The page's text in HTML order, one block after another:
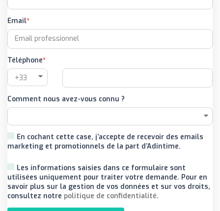
Email
Téléphone
Comment nous avez-vous connu ?
En cochant cette case, j’accepte de recevoir des emails
marketing et promotionnels de la part d’Adintime.
Les informations saisies dans ce formulaire sont
utilisées uniquement pour traiter votre demande. Pour en
savoir plus sur la gestion de vos données et sur vos droits,
consultez notre politique de confidentialité.